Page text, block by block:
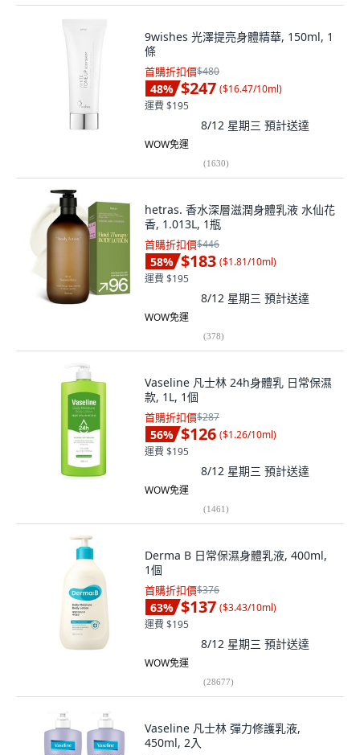
9wishes 光澤提亮身體精華, 150ml, 1
條
首購折扣價$480
48% $247 ($16.47/10ml)
運費 $195
8/12 星期三 預計送達
WOW免運
(1630)
hetras. 香水深層滋潤身體乳液 水仙花
香, 1.013L, 1瓶
首購折扣價$446
58% $183 ($1.81/10ml)
運費 $195
8/12 星期三 預計送達
WOW免運
(378)
Vaseline 凡士林 24h身體乳 日常保濕
款, 1L, 1個
首購折扣價$287
56% $126 ($1.26/10ml)
運費 $195
8/12 星期三 預計送達
WOW免運
(1461)
Derma B 日常保濕身體乳液, 400ml,
1個
首購折扣價$376
63% $137 ($3.43/10ml)
運費 $195
8/12 星期三 預計送達
WOW免運
(28677)
Vaseline 凡士林 彈力修護乳液,
450ml, 2入